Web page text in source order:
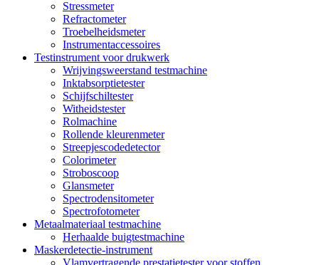
Stressmeter
Refractometer
Troebelheidsmeter
Instrumentaccessoires
Testinstrument voor drukwerk
Wrijvingsweerstand testmachine
Inktabsorptietester
Schijfschiltester
Witheidstester
Rolmachine
Rollende kleurenmeter
Streepjescodedetector
Colorimeter
Stroboscoop
Glansmeter
Spectrodensitometer
Spectrofotometer
Metaalmateriaal testmachine
Herhaalde buigtestmachine
Maskerdetectie-instrument
Vlamvertragende prestatietester voor stoffen